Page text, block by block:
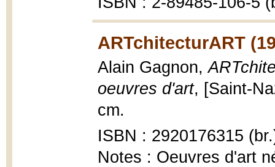
ARTchitecturART
Alain Gagnon,
oeuvres d'art, [Saint-
cm.
ISBN : 2920176315
Notes : Oeuvres d'art